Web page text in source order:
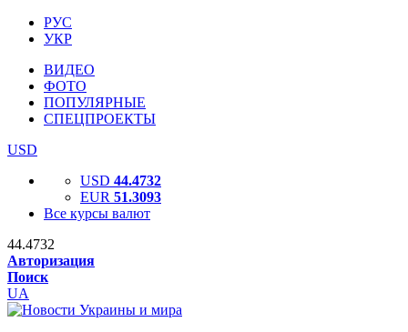
РУС
УКР
ВИДЕО
ФОТО
ПОПУЛЯРНЫЕ
СПЕЦПРОЕКТЫ
USD
USD 44.4732
EUR 51.3093
Все курсы валют
44.4732
Авторизация
Поиск
UA